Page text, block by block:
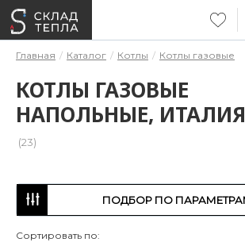
Главная Каталог Котлы Котлы газовые
КОТЛЫ ГАЗОВЫЕ
НАПОЛЬНЫЕ, ИТАЛИЯ
(23)
ПОДБОР ПО
Сортировать по: